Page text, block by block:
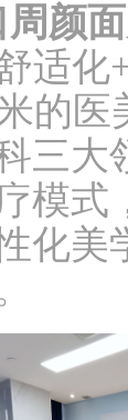
颜
适化
的医
三大
模式
化美